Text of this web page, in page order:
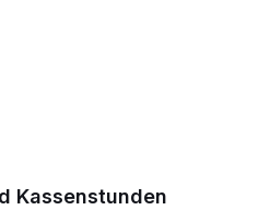
Kassenstunden